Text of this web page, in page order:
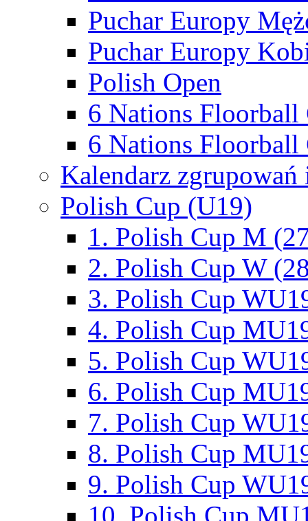
Puchar Europy
Puchar Europy
Polish Open
6 Nations Floorball
6 Nations Floorball
Kalendarz
Polish Cup (U19)
1. Polish Cup M
2. Polish Cup W
3. Polish Cup
4. Polish Cup
5. Polish Cup
6. Polish Cup
7. Polish Cup
8. Polish Cup
9. Polish Cup
10. Polish Cup